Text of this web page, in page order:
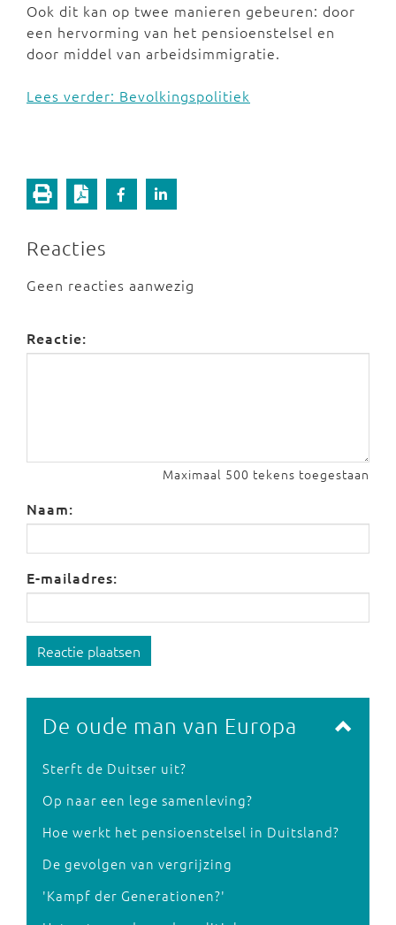
Ook dit kan op twee manieren gebeuren: door
een hervorming van het pensioenstelsel en
door middel van arbeidsimmigratie.
Lees verder: Bevolkingspolitiek
Reacties
Geen reacties aanwezig
Reactie:
Maximaal 500 tekens toegestaan
Naam:
E-mailadres:
Reactie plaatsen
De oude man van Europa
Sterft de Duitser uit?
Op naar een lege samenleving?
Hoe werkt het pensioenstelsel in Duitsland?
De gevolgen van vergrijzing
'Kampf der Generationen?'